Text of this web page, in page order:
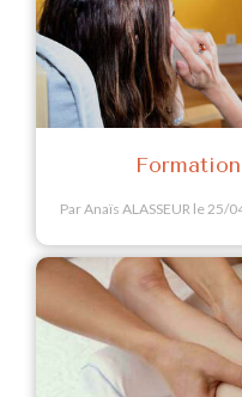
Par Anaïs ALASSEUR le 25/